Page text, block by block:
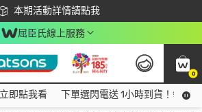
本期活動詳情請點我
下載app最高回饋$350
屈臣氏線上服務
0
我看
即點我看 下單選閃電送 1小時到貨！領神